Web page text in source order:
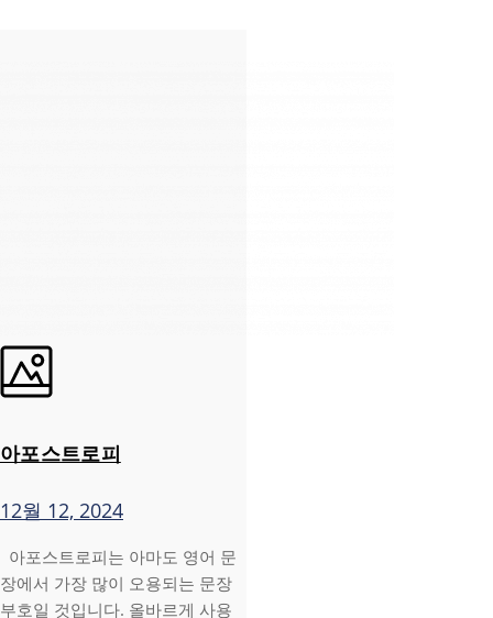
아포스트로피
12월 12, 2024
아포스트로피는 아마도 영어 문
장에서 가장 많이 오용되는 문장
부호일 것입니다. 올바르게 사용